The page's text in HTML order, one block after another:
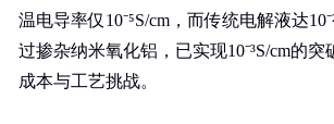
温电导率仅10⁻⁵S/cm，而传统电解液达
过掺杂纳米氧化铝，已实现10⁻³S/cm的
成本与工艺挑战。